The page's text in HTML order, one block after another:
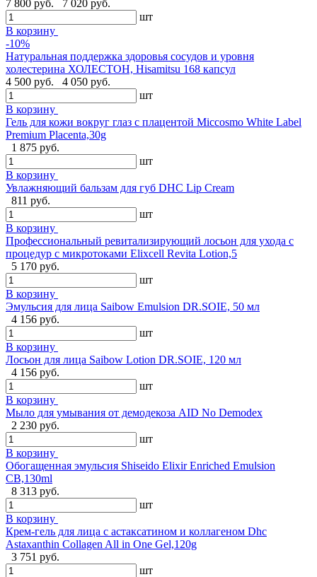
7 800 руб.
7 020 руб.
шт
В корзину
-10%
Натуральная поддержка здоровья сосудов и уровня
холестерина ХОЛЕСТОН, Hisamitsu 168 капсул
4 500 руб.
4 050 руб.
шт
В корзину
Гель для кожи вокруг глаз с плацентой Miccosmo White Label
Premium Placenta,30g
1 875 руб.
шт
В корзину
Увлажняющий бальзам для губ DHC Lip Cream
811 руб.
шт
В корзину
Профессиональный ревитализирующий лосьон для ухода с
процедур с микротоками Elixcell Revita Lotion,5
5 170 руб.
шт
В корзину
Эмульсия для лица Saibow Emulsion DR.SOIE, 50 мл
4 156 руб.
шт
В корзину
Лосьон для лица Saibow Lotion DR.SOIE, 120 мл
4 156 руб.
шт
В корзину
Мыло для умывания от демодекоза AID No Demodex
2 230 руб.
шт
В корзину
Обогащенная эмульсия Shiseido Elixir Enriched Emulsion
CB,130ml
8 313 руб.
шт
В корзину
Крем-гель для лица с астаксатином и коллагеном Dhc
Astaxanthin Collagen All in One Gel,120g
3 751 руб.
шт